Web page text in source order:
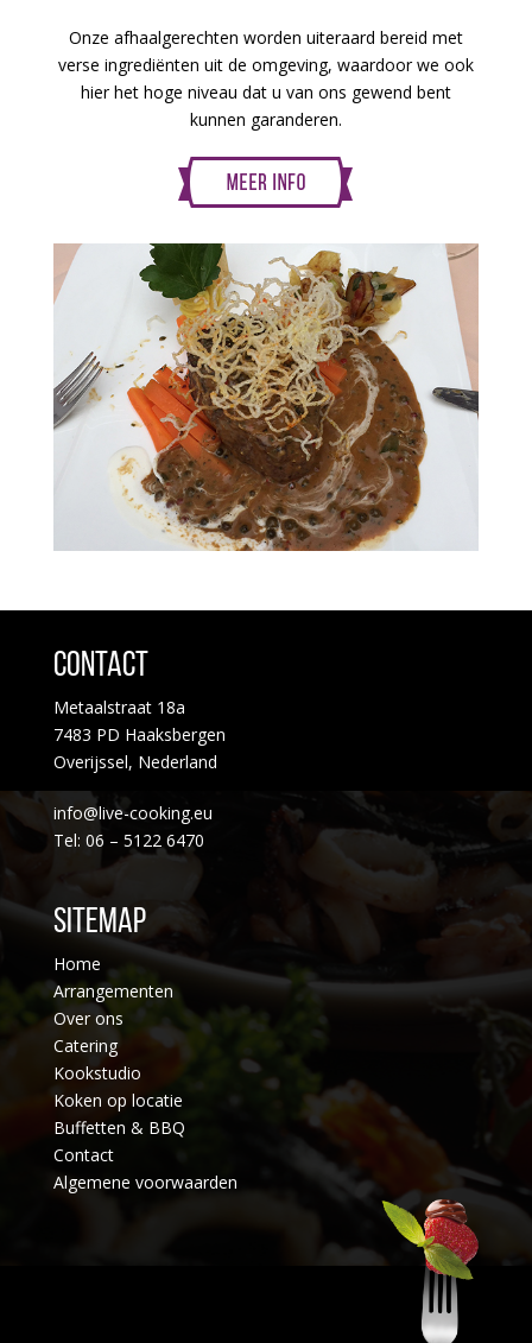
Onze afhaalgerechten worden uiteraard bereid met
verse ingrediënten uit de omgeving, waardoor we ook
hier het hoge niveau dat u van ons gewend bent
kunnen garanderen.
Contact
Metaalstraat 18a
7483 PD Haaksbergen
Overijssel, Nederland
info@live-cooking.eu
Tel: 06 – 5122 6470
Sitemap
Home
Arrangementen
Over ons
Catering
Kookstudio
Koken op locatie
Buffetten & BBQ
Contact
Algemene voorwaarden